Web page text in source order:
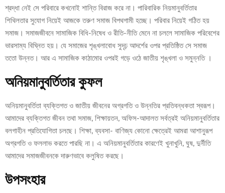
শ্রদ্ধা নেই সে পরিবারে কখনোই শান্তি বিরাজ করে না। পারিবারিক নিয়মানুবর্তিতার
শিথিলতার সুযোগ নিয়েই আজকে তরুণ সমাজ বিপথগামী হচ্ছে। পরিবার নিয়েই গঠিত হয়
সমাজ। সমাজজীবনে সামাজিক বিধি-নিষেধ ও রীতি-নীতি মেনে না চললে সামাজিক পরিবেশের
ভারসাম্য বিঘ্নিত হয়। যে সমাজের শৃঙ্খলাবোধ সুদৃঢ় আদর্শের ওপর প্রতিষ্ঠিত সে সমাজ
ততো উন্নত। আর এ সামাজিক কাঠামোর ওপরই গড়ে ওঠে জাতীয় শৃঙ্খলা ও সমুন্নতি ।
অনিয়মানুবর্তিতার কুফল
অনিয়মানুবর্তিতা ব্যক্তিগত ও জাতীয় জীবনের অগ্রগতি ও উন্নতির প্রতিবন্ধকতা স্বরূপ।
আমাদের ব্যক্তিগত জীবন তথা সমাজ, শিক্ষায়তন, অফিস-আদালত সর্বত্রই অনিয়মানুবর্তিতার
বলগাহীন প্রতিযোগিতা চলছে। শিক্ষা, ব্যবসা- বাণিজ্য কোনো ক্ষেত্রেই আমরা আশানুরূপ
অগ্রগতি ও ফললাভ করতে পারছি না। এ অনিয়মানুবর্তিতার কারণেই খুনাখুনি, ঘুষ, দুর্নীতি
আমাদের সমাজজীবনকে দারুণভাবে কলুষিত করছে।
উপসংহার